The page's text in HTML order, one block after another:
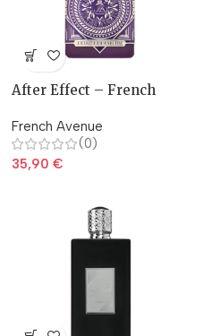
After Effect – French
French Avenue
(0)
35,90 €